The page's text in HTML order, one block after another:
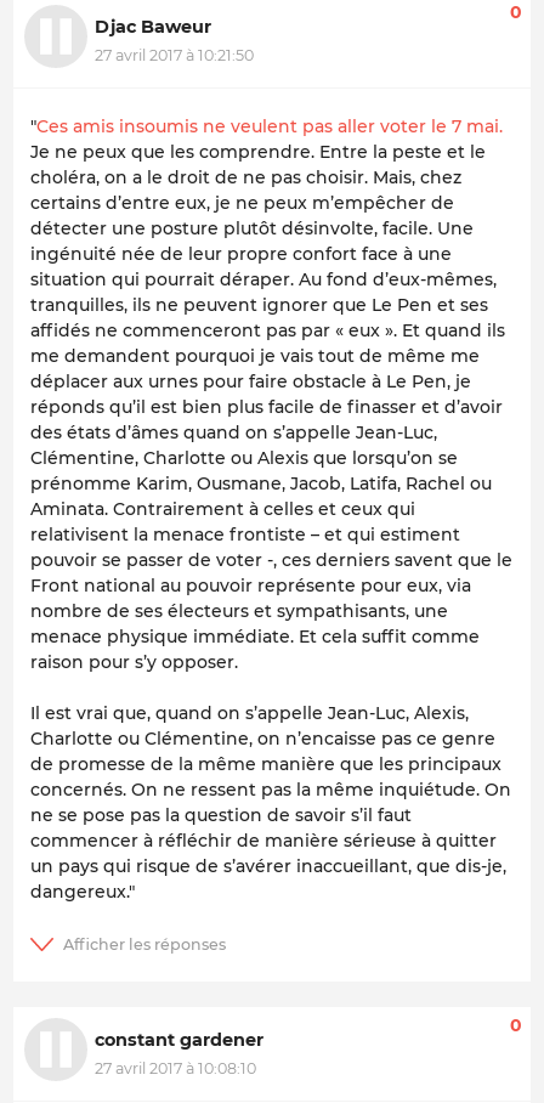
Djac Baweur
27 avril 2017 à 10:21:50
0
"Ces amis insoumis ne veulent pas aller voter le 7 mai.
Je ne peux que les comprendre. Entre la peste et le
choléra, on a le droit de ne pas choisir. Mais, chez
certains d’entre eux, je ne peux m’empêcher de
détecter une posture plutôt désinvolte, facile. Une
ingénuité née de leur propre confort face à une
situation qui pourrait déraper. Au fond d’eux-mêmes,
tranquilles, ils ne peuvent ignorer que Le Pen et ses
affidés ne commenceront pas par « eux ». Et quand ils
me demandent pourquoi je vais tout de même me
déplacer aux urnes pour faire obstacle à Le Pen, je
réponds qu’il est bien plus facile de finasser et d’avoir
des états d’âmes quand on s’appelle Jean-Luc,
Clémentine, Charlotte ou Alexis que lorsqu’on se
prénomme Karim, Ousmane, Jacob, Latifa, Rachel ou
Aminata. Contrairement à celles et ceux qui
relativisent la menace frontiste – et qui estiment
pouvoir se passer de voter -, ces derniers savent que le
Front national au pouvoir représente pour eux, via
nombre de ses électeurs et sympathisants, une
menace physique immédiate. Et cela suffit comme
raison pour s’y opposer.
Il est vrai que, quand on s’appelle Jean-Luc, Alexis,
Charlotte ou Clémentine, on n’encaisse pas ce genre
de promesse de la même manière que les principaux
concernés. On ne ressent pas la même inquiétude. On
ne se pose pas la question de savoir s’il faut
commencer à réfléchir de manière sérieuse à quitter
un pays qui risque de s’avérer inaccueillant, que dis-je,
dangereux."
constant gardener
27 avril 2017 à 10:08:10
0